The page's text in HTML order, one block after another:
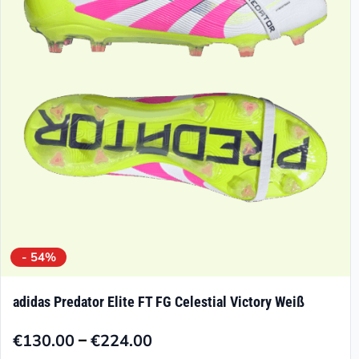
Optionen
können
Produktseite
gewählt
- 54%
adidas Predator Elite FT FG Celestial Victory Weiß
€130.00–€224.00
Preisspanne: